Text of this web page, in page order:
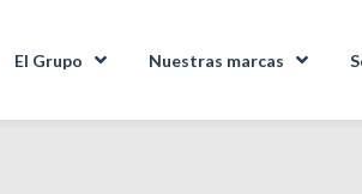
El Grupo Nuestras marcas